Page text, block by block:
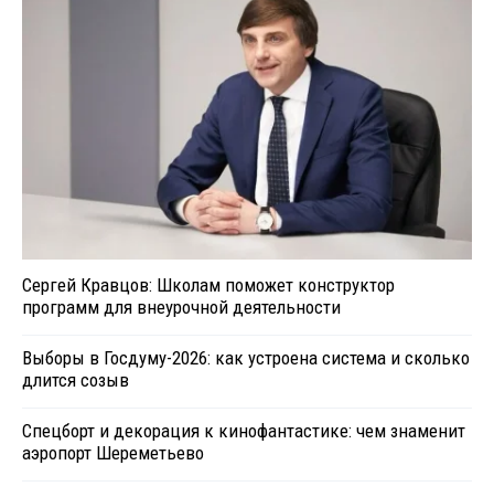
Сергей Кравцов: Школам поможет конструктор
программ для внеурочной деятельности
Выборы в Госдуму-2026: как устроена система и сколько
длится созыв
Спецборт и декорация к кинофантастике: чем знаменит
аэропорт Шереметьево